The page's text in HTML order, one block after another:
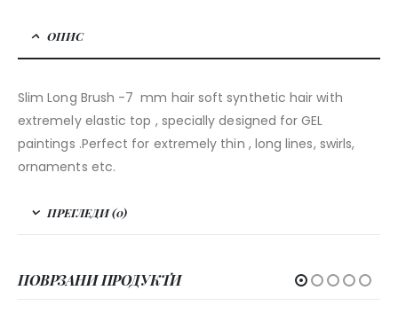
ОПИС
Slim Long Brush -7 mm hair soft synthetic hair with
extremely elastic top , specially designed for GEL
paintings .Perfect for extremely thin , long lines, swirls,
ornaments etc.
ПРЕГЛЕДИ (0)
ПОВРЗАНИ ПРОДУКТИ